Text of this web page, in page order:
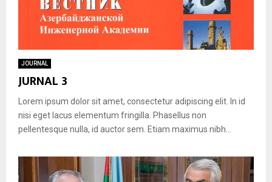
JOURNAL
JURNAL 3
Lorem ipsum dolor sit amet, consectetur adipiscing elit. In id
nisi eget lacus elementum fringilla. Phasellus non
pellentesque nulla, id auctor sem. Etiam maximus nibh...